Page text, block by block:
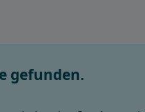
gefunden.